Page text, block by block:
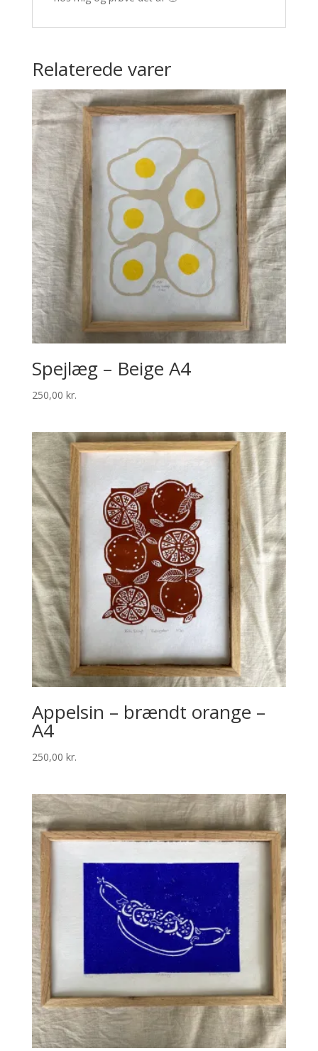
Relaterede varer
Spejlæg – Beige A4
250,00 kr.
Appelsin – brændt orange –
A4
250,00 kr.